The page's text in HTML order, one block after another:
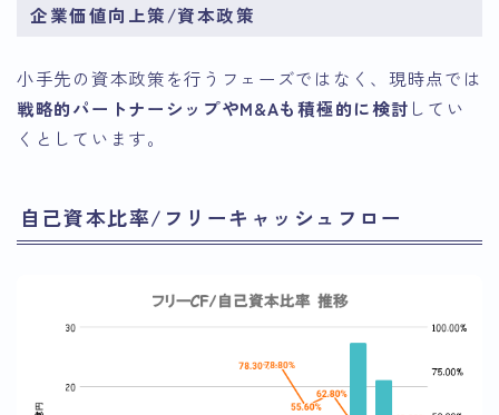
企業価値向上策/資本政策
小手先の資本政策を行うフェーズではなく、現時点では
戦略的パートナーシップやM&Aも積極的に検討 してい
くとしています。
自己資本比率/フリーキャッシュフロー